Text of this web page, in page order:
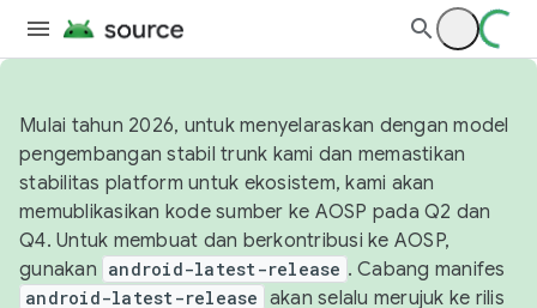
Mulai tahun 2026, untuk menyelaraskan dengan model
pengembangan stabil trunk kami dan memastikan
stabilitas platform untuk ekosistem, kami akan
memublikasikan kode sumber ke AOSP pada Q2 dan
Q4. Untuk membuat dan berkontribusi ke AOSP,
gunakan android-latest-release . Cabang manifes
android-latest-release akan selalu merujuk ke rilis